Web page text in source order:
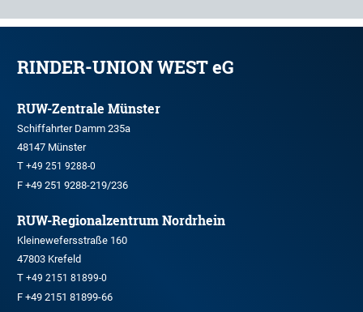
RINDER-UNION WEST eG
RUW-Zentrale Münster
Schiffahrter Damm 235a
48147 Münster
T +49 251 9288-0
F +49 251 9288-219/236
RUW-Regionalzentrum Nordrhein
Kleinewefersstraße 160
47803 Krefeld
T +49 2151 81899-0
F +49 2151 81899-66